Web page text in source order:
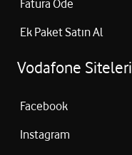
Fatura Öde
Ek Paket Satın Al
Vodafone Siteleri
Facebook
Instagram